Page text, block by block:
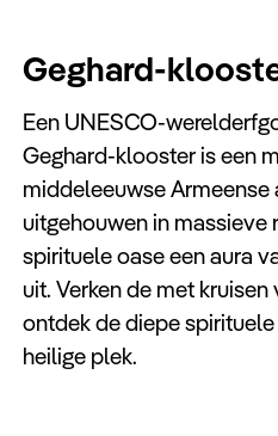
Geghard-
Een UNESCO-
Geghard-klooster is een
middeleeuwse Armeense
uitgehouwen in massieve
spirituele oase een aura
uit. Verken de met
ontdek de diepe
heilige plek.